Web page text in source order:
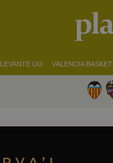
LEVANTE UD VALENCIA BASKET